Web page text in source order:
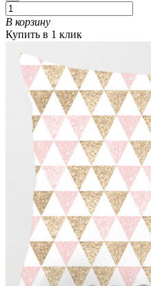
В корзину
Купить в 1 клик